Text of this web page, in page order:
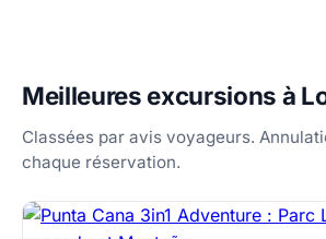
Meilleures excursions à
Classées par avis voyageurs.
chaque réservation.